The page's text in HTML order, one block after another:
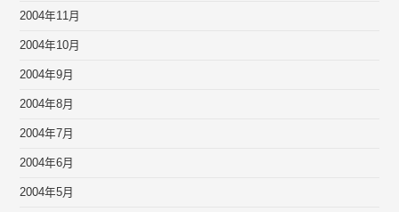
2004年11月
2004年10月
2004年9月
2004年8月
2004年7月
2004年6月
2004年5月